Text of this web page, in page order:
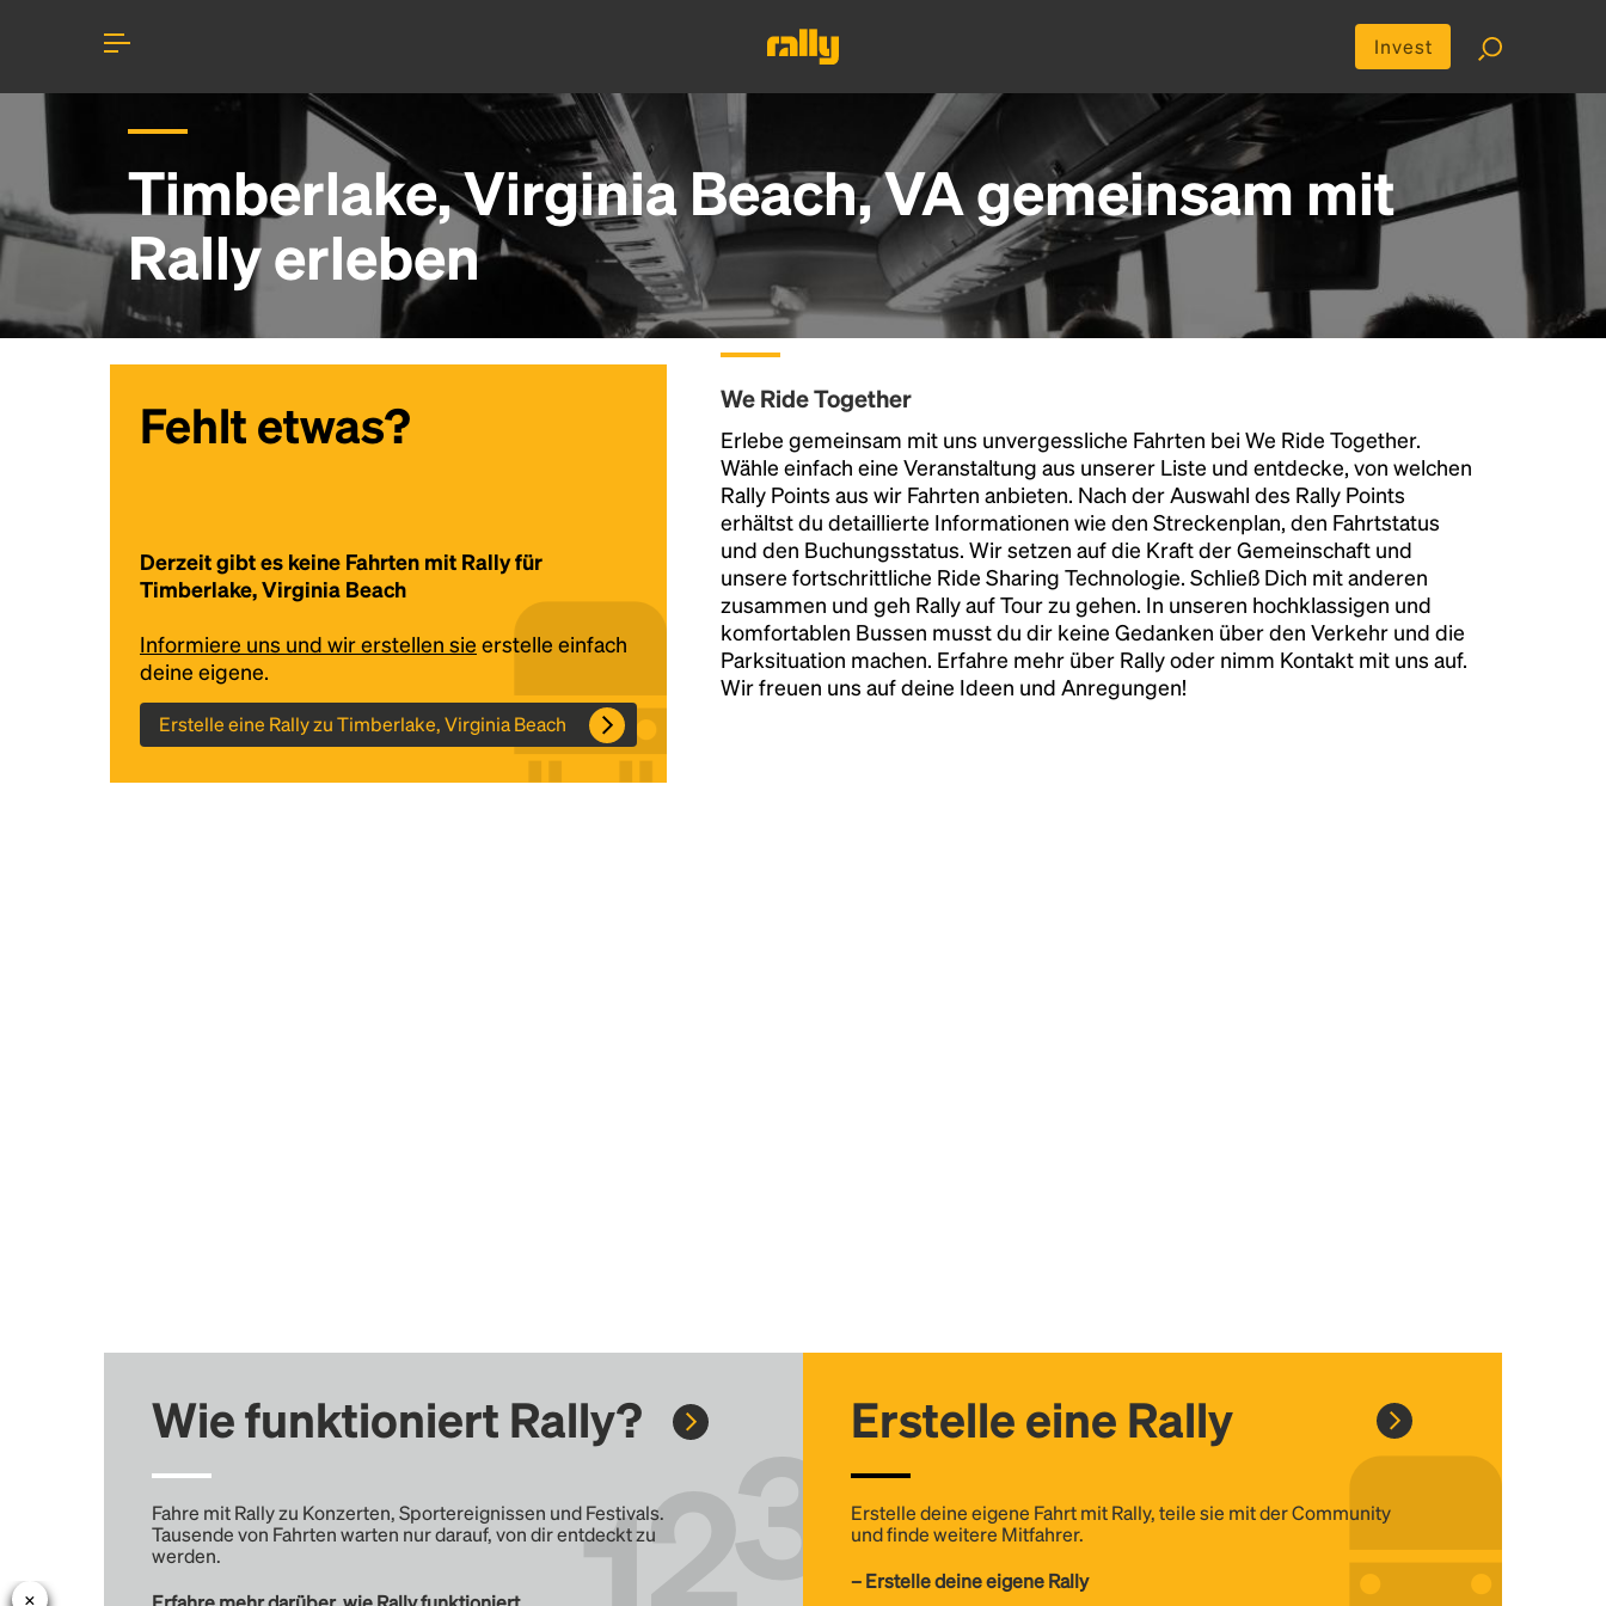
Invest
Timberlake, Virginia Beach, VA gemeinsam mit
Rally erleben
Fehlt etwas?
Derzeit gibt es keine Fahrten mit Rally für
Timberlake, Virginia Beach
Informiere uns und wir erstellen sie erstelle einfach
deine eigene.
Erstelle eine Rally zu Timberlake, Virginia Beach
We Ride Together
Erlebe gemeinsam mit uns unvergessliche Fahrten bei We Ride Together.
Wähle einfach eine Veranstaltung aus unserer Liste und entdecke, von welchen
Rally Points aus wir Fahrten anbieten. Nach der Auswahl des Rally Points
erhältst du detaillierte Informationen wie den Streckenplan, den Fahrtstatus
und den Buchungsstatus. Wir setzen auf die Kraft der Gemeinschaft und
unsere fortschrittliche Ride Sharing Technologie. Schließ Dich mit anderen
zusammen und geh Rally auf Tour zu gehen. In unseren hochklassigen und
komfortablen Bussen musst du dir keine Gedanken über den Verkehr und die
Parksituation machen. Erfahre mehr über Rally oder nimm Kontakt mit uns auf.
Wir freuen uns auf deine Ideen und Anregungen!
Wie funktioniert Rally?
Fahre mit Rally zu Konzerten, Sportereignissen und Festivals.
Tausende von Fahrten warten nur darauf, von dir entdeckt zu
werden.
Erstelle eine Rally
Erstelle deine eigene Fahrt mit Rally, teile sie mit der Community
und finde weitere Mitfahrer.
– Erstelle deine eigene Rally
Headline
Lorem Ipsum is simply dummy text of the
printing and typesetting industry.
Ipsum has been the industry's standard
dummy text ever since the 1500s, when an